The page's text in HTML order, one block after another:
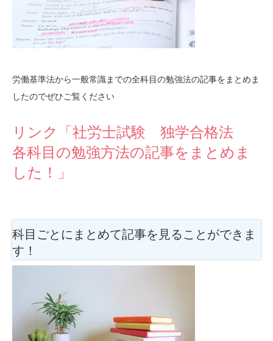
労働基準法から一般常識までの全科目の勉強法の記事をまとめま
したのでぜひご覧ください
リンク「社労士試験 独学合格法
各科目の勉強方法の記事をまとめま
した！」
科目ごとにまとめて記事を見ることができま
す！